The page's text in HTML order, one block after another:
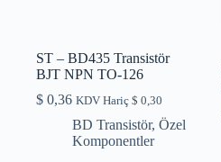
ST – BD435 Transistör
BJT NPN TO-126
$ 0,36 KDV Hariç $ 0,30
BD Transistör, Özel
Komponentler